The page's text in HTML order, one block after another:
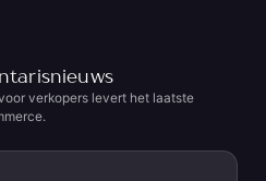
verkopers levert het laatste